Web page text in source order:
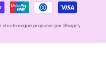
électronique propulsé par Shopify